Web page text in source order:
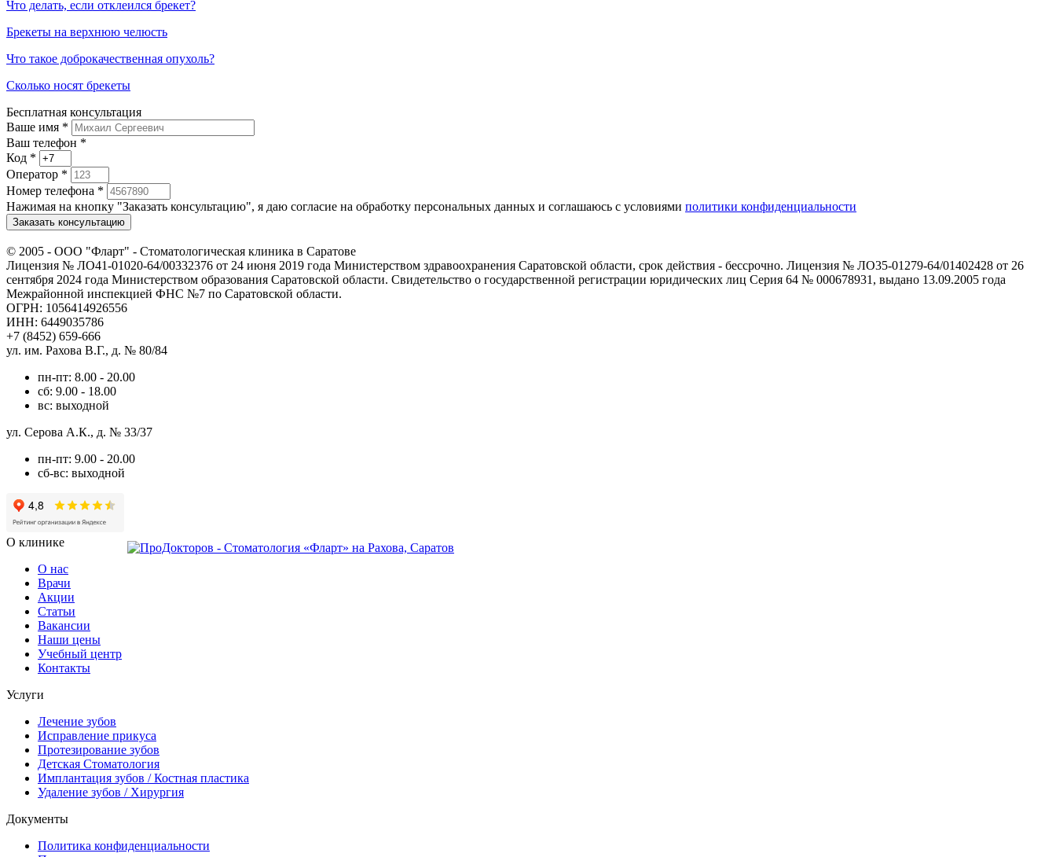
Что делать, если отклеился брекет?
Брекеты на верхнюю челюсть
Что такое доброкачественная опухоль?
Сколько носят брекеты
Бесплатная консультация
Ваше имя *
Ваш телефон *
Код *
Оператор *
Номер телефона *
Нажимая на кнопку "Заказать консультацию", я даю согласие на обработку персональных данных и соглашаюсь c условиями политики конфиденциальности
Заказать консультацию
© 2005 - ООО "Фларт" - Стоматологическая клиника в Саратове
Лицензия № ЛО41-01020-64/00332376 от 24 июня 2019 года Министерством здравоохранения Саратовской области, срок действия - бессрочно. Лицензия № ЛО35-01279-64/01402428 от 26
сентября 2024 года Министерством образования Саратовской области. Свидетельство о государственной регистрации юридических лиц Серия 64 № 000678931, выдано 13.09.2005 года
Межрайонной инспекцией ФНС №7 по Саратовской области.
ОГРН: 1056414926556
ИНН: 6449035786
+7 (8452) 659-666
ул. им. Рахова В.Г., д. № 80/84
пн-пт: 8.00 - 20.00
сб: 9.00 - 18.00
вс: выходной
ул. Серова А.К., д. № 33/37
пн-пт: 9.00 - 20.00
сб-вс: выходной
О клинике
О нас
Врачи
Акции
Статьи
Вакансии
Наши цены
Учебный центр
Контакты
Услуги
Лечение зубов
Исправление прикуса
Протезирование зубов
Детская Стоматология
Имплантация зубов / Костная пластика
Удаление зубов / Хирургия
Документы
Политика конфиденциальности